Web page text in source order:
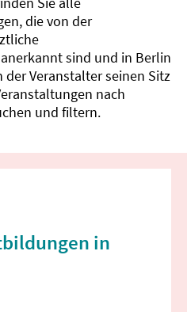
die von der
sind und in Berlin
Veranstalter seinen Sitz
nach
und filtern.
in